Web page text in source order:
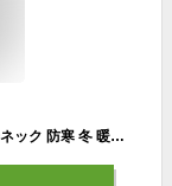
Tシャツ 裏起毛 メンズ ストレッチ Vネック クルーネック 防寒 冬 暖かい【メール便送料無料C《M1.5》】【1-N0G】